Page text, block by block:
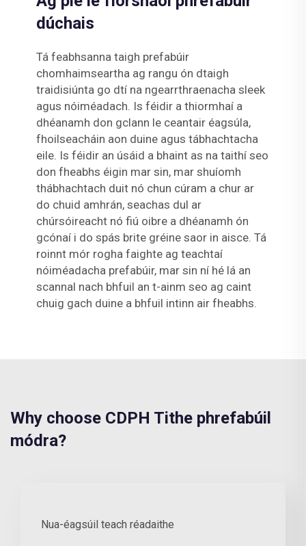
dúchais
Tá feabhsanna taigh prefabúir
chomhaimseartha ag rangu ón dtaigh
traidisiúnta go dtí na ngearrthraenacha sleek
agus nóiméadach. Is féidir a thiormhaí a
dhéanamh don gclann le ceantair éagsúla,
fhoilseacháin aon duine agus tábhachtacha
eile. Is féidir an úsáid a bhaint as na taithí seo
don fheabhs éigin mar sin, mar shuíomh
thábhachtach duit nó chun cúram a chur ar
do chuid amhrán, seachas dul ar
chúrsóireacht nó fiú oibre a dhéanamh ón
gcónaí i do spás brite gréine saor in aisce. Tá
roinnt mór rogha faighte ag teachtaí
nóiméadacha prefabúir, mar sin ní hé lá an
scannal nach bhfuil an t-ainm seo ag caint
chuig gach duine a bhfuil intinn air fheabhs.
Why choose CDPH Tithe phrefabúil
módra?
Nua-éagsúil teach réadaithe